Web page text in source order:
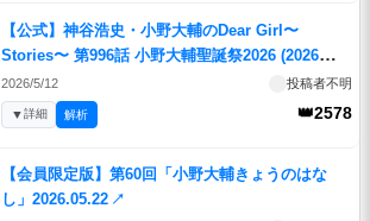
【公式】神谷浩史・小野大輔のDear Girl〜
Stories〜 第996話 小野大輔聖誕祭2026 (2026年5
月9日放送分)
2026/5/12 投稿者不明
👑2578
▼詳細 解析
【会員限定版】第60回「小野大輔きょうのはな
し」2026.05.22 ↗